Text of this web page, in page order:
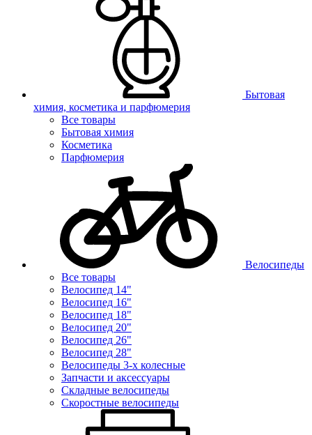
Бытовая
химия, косметика и парфюмерия
Все товары
Бытовая химия
Косметика
Парфюмерия
Велосипеды
Все товары
Велосипед 14"
Велосипед 16"
Велосипед 18"
Велосипед 20"
Велосипед 26"
Велосипед 28"
Велосипеды 3-х колесные
Запчасти и аксессуары
Складные велосипеды
Скоростные велосипеды